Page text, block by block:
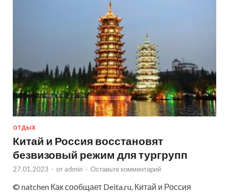
ОТДЫХ
Китай и Россия восстановят
безвизовый режим для тургрупп
27.01.2023 - от admin - Оставьте комментарий
© natchen Как сообщает Deita.ru, Китай и Россия